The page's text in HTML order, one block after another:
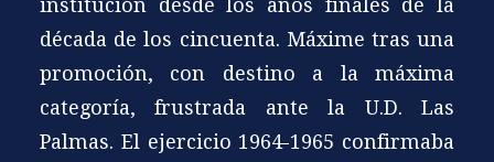
institución desde los años finales de la
década de los cincuenta. Máxime tras una
promoción, con destino a la máxima
categoría, frustrada ante la U.D. Las
Palmas. El ejercicio 1964-1965 confirmaba